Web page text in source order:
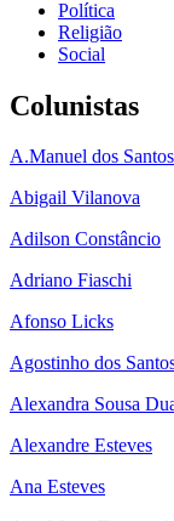
Política
Religião
Social
Colunistas
A.Manuel dos Santos
Abigail Vilanova
Adilson Constâncio
Adriano Fiaschi
Afonso Licks
Agostinho dos
Alexandra Sousa
Alexandre Esteves
Ana Esteves